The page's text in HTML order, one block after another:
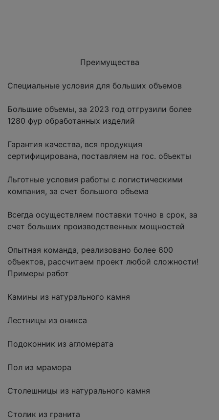
Преимущества
Специальные условия для больших объемов
Большие объемы, за 2023 год отгрузили более
1280 фур обработанных изделий
Гарантия качества, вся продукция
сертифицирована, поставляем на гос. объекты
Льготные условия работы с логистическими
компания, за счет большого объема
Всегда осуществляем поставки точно в срок, за
счет больших производственных мощностей
Опытная команда, реализовано более 600
объектов, рассчитаем проект любой сложности!
Примеры работ
Камины из натурального камня
Лестницы из оникса
Подоконник из агломерата
Пол из мрамора
Столешницы из натурального камня
Столик из гранита